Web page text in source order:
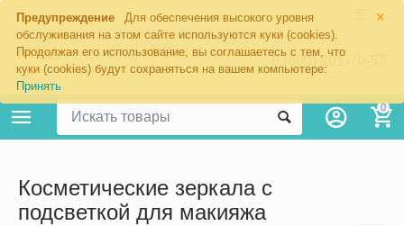
×
Предупреждение
Для обеспечения высокого уровня
обслуживания на этом сайте используются куки (cookies).
Продолжая его использование, вы соглашаетесь с тем, что
куки (cookies) будут сохраняться на вашем компьютере:
Принять
8 (800) 201-70-57
0
Косметические зеркала с
подсветкой для макияжа